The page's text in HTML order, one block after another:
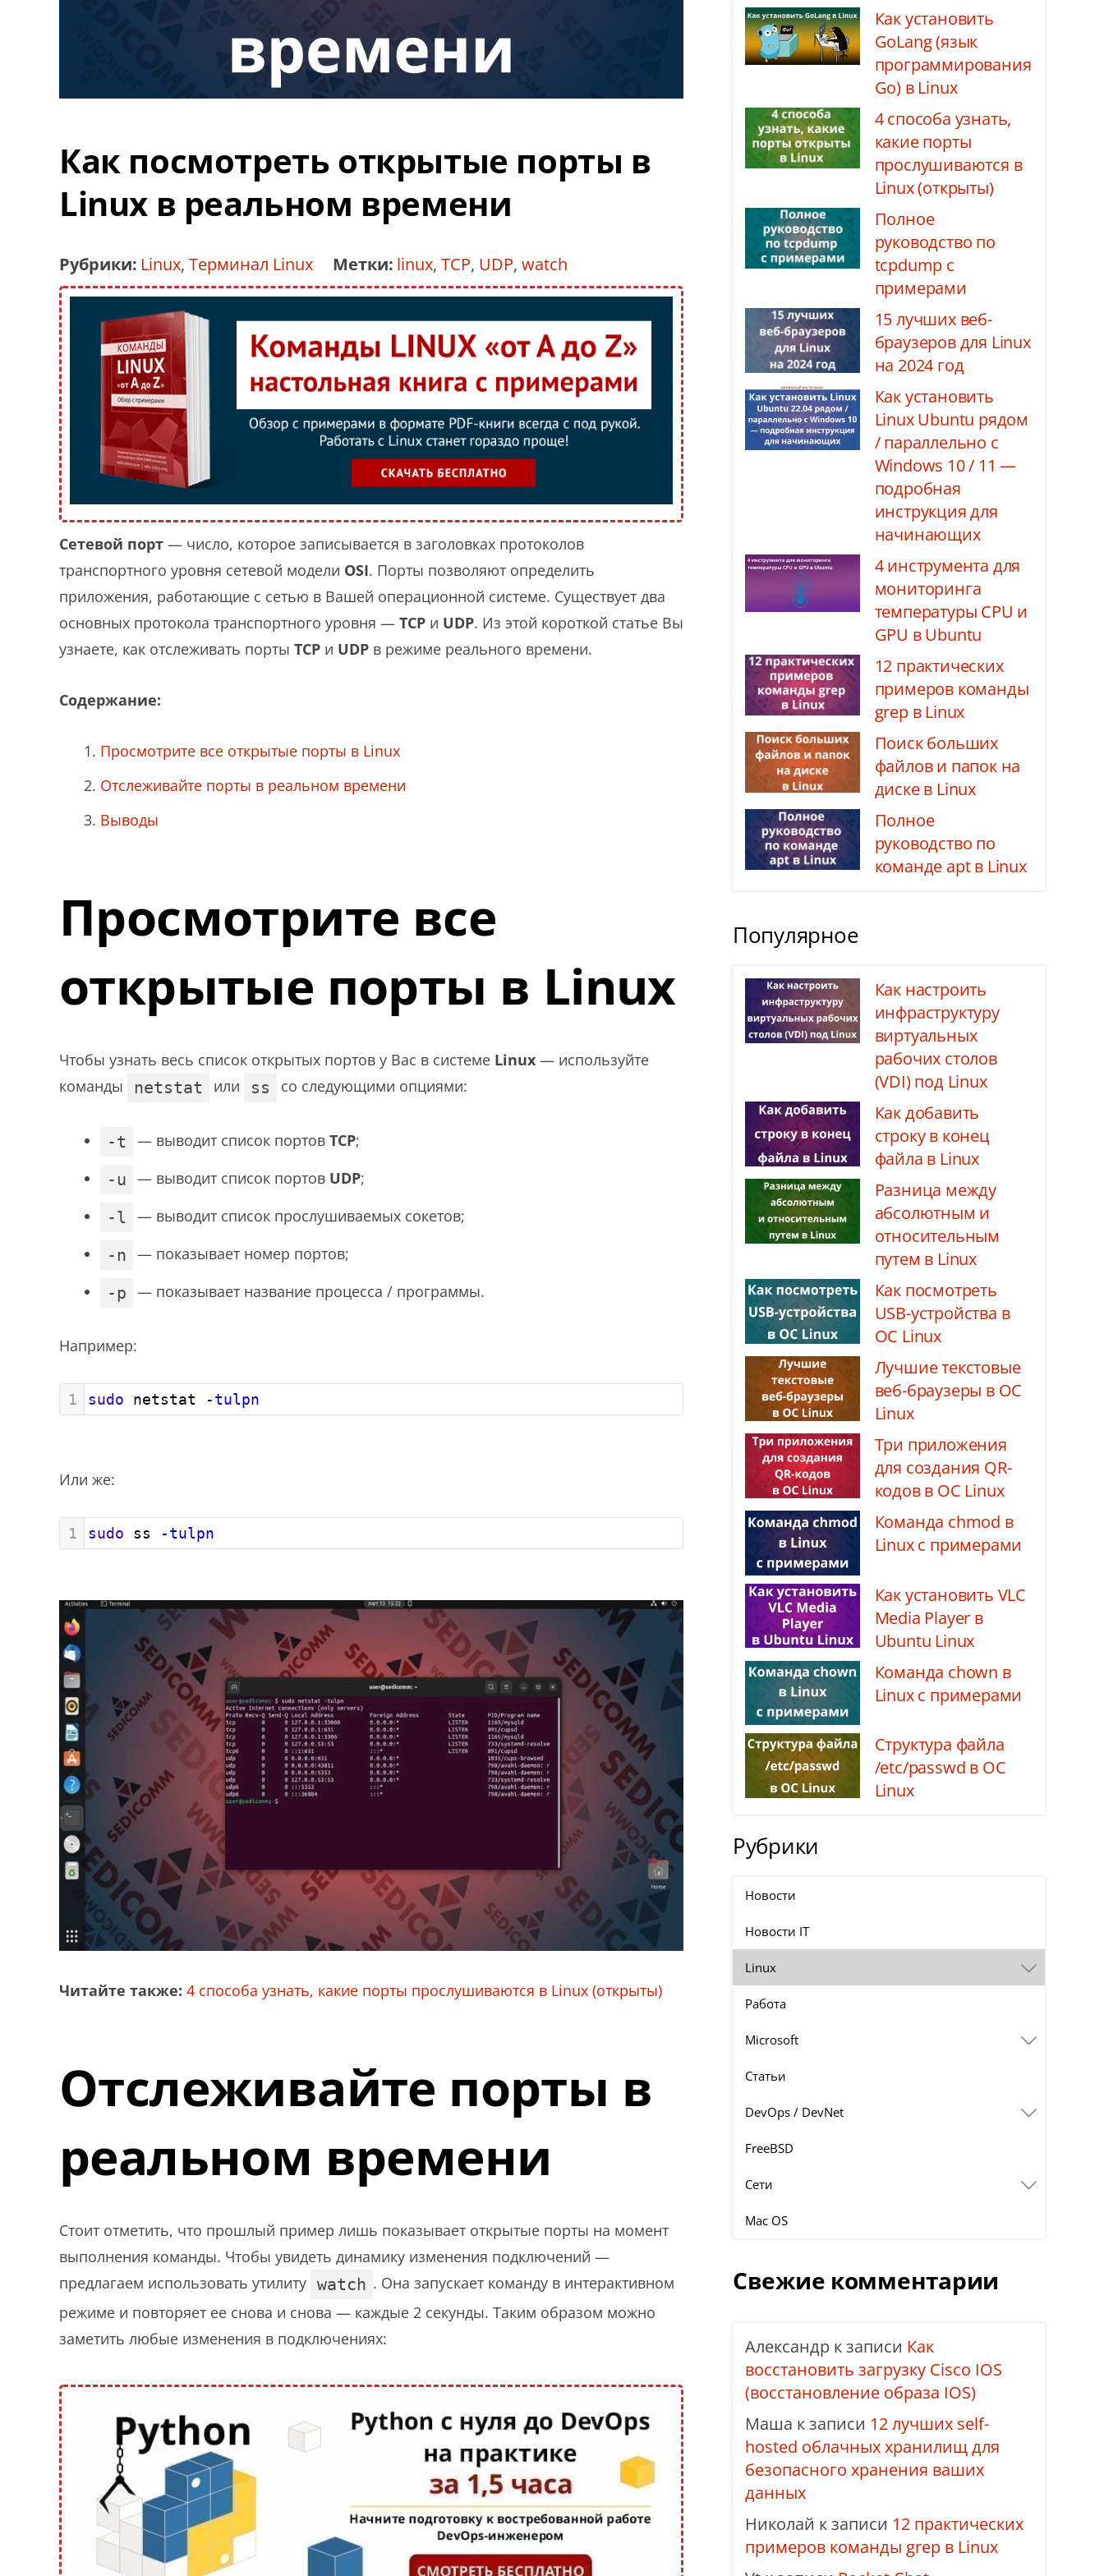
Как посмотреть открытые порты в
Linux в реальном времени
Рубрики: Linux, Терминал Linux Метки: linux, TCP, UDP, watch
Сетевой порт — число, которое записывается в заголовках протоколов
транспортного уровня сетевой модели OSI. Порты позволяют определить
приложения, работающие с сетью в Вашей операционной системе. Существует два
основных протокола транспортного уровня — TCP и UDP. Из этой короткой статье Вы
узнаете, как отслеживать порты TCP и UDP в режиме реального времени.
Содержание:
Просмотрите все открытые порты в Linux
Отслеживайте порты в реальном времени
Выводы
Просмотрите все
открытые порты в Linux
Чтобы узнать весь список открытых портов у Вас в системе Linux — используйте
команды
netstat или ss со следующими опциями:
-t — выводит список портов TCP;
-u — выводит список портов UDP;
-l
— выводит список прослушиваемых сокетов;
-n — показывает номер портов;
-p — показывает название процесса / программы.
Например:
1 sudo netstat -tulpn
Или же:
1 sudo ss -tulpn
Читайте также: 4 способа узнать, какие порты прослушиваются в Linux (открыты)
Отслеживайте порты в
реальном времени
Стоит отметить, что прошлый пример лишь показывает открытые порты на момент
выполнения команды. Чтобы увидеть динамику изменения подключений —
предлагаем использовать утилиту watch . Она запускает команду в интерактивном
режиме и повторяет ее снова и снова — каждые 2 секунды. Таким образом можно
заметить любые изменения в подключениях:
Как установить
GoLang (язык
программирования
Go) в Linux
4 способа узнать,
какие порты
прослушиваются в
Linux (открыты)
Полное
руководство по
tcpdump с
примерами
15 лучших веб-
браузеров для Linux
на 2024 год
Как установить
Linux Ubuntu рядом
/ параллельно с
Windows 10 / 11 —
подробная
инструкция для
начинающих
4 инструмента для
мониторинга
температуры CPU и
GPU в Ubuntu
12 практических
примеров команды
grep в Linux
Поиск больших
файлов и папок на
диске в Linux
Полное
руководство по
команде apt в Linux
Популярное
Как настроить
инфраструктуру
виртуальных
рабочих столов
(VDI) под Linux
Как добавить
строку в конец
файла в Linux
Разница между
абсолютным и
относительным
путем в Linux
Как посмотреть
USB-устройства в
ОС Linux
Лучшие текстовые
веб-браузеры в ОС
Linux
Три приложения
для создания QR-
кодов в ОС Linux
Команда chmod в
Linux с примерами
Как установить VLC
Media Player в
Ubuntu Linux
Команда chown в
Linux с примерами
Структура файла
/etc/passwd в ОС
Linux
Рубрики
Новости
Новости IT
Linux
Работа
Microsoft
Статьи
DevOps / DevNet
FreeBSD
Сети
Mac OS
Свежие комментарии
Александр к записи Как
восстановить загрузку Cisco IOS
(восстановление образа IOS)
Маша к записи 12 лучших self-
hosted облачных хранилищ для
безопасного хранения ваших
данных
Николай к записи 12 практических
примеров команды grep в Linux